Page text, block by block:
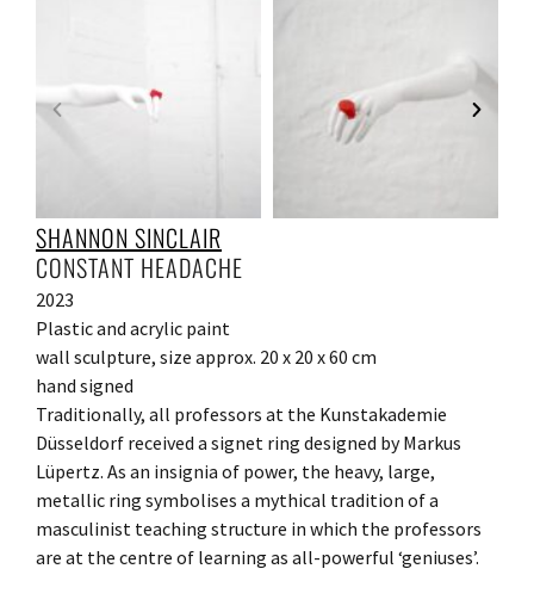
SHANNON SINCLAIR
CONSTANT HEADACHE
2023
Plastic and acrylic paint
wall sculpture, size approx. 20 x 20 x 60 cm
hand signed
Traditionally, all professors at the Kunstakademie
Düsseldorf received a signet ring designed by Markus
Lüpertz. As an insignia of power, the heavy, large,
metallic ring symbolises a mythical tradition of a
masculinist teaching structure in which the professors
are at the centre of learning as all-powerful ‘geniuses’.